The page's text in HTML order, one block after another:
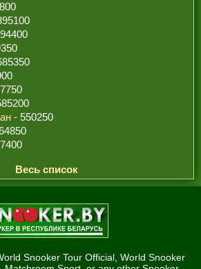
- 550250
Весь список
Snooker Tour Official, World Snooker